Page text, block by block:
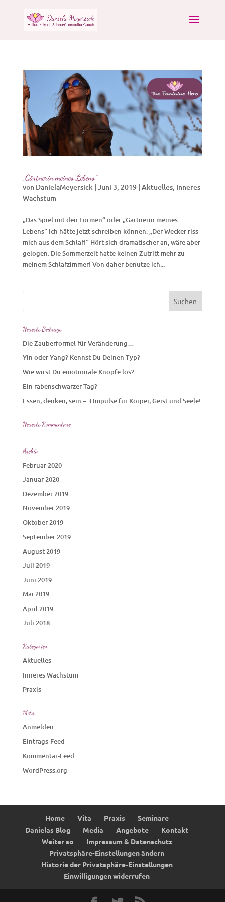
„Gärtnerin meines Lebens“
von DanielaMeyersick | Juni 3, 2019| Aktuelles, Inneres
Wachstum
„Das Spiel mit den Formen“ oder „Gärtnerin meines
Lebens“ Ich hätte jetzt schreiben können: „Der Wecker riss
mich aus dem Schlaf!“ Hört sich dramatischer an, wäre aber
gelogen. Die Sommerzeit hatte keinen Zutritt mehr zu
meinem Schlafzimmer! Von daher benutze ich...
Neueste Beiträge
Die Zauberformel für Veränderung…
Yin oder Yang? Kennst Du Deinen Typ?
Wie wirst Du emotionale Knöpfe los?
Ein rabenschwarzer Tag?
Essen, denken, sein – 3 Impulse für Körper, Geist und Seele!
Neueste Kommentare
Archiv
Februar 2020
Januar 2020
Dezember 2019
November 2019
Oktober 2019
September 2019
August 2019
Juli 2019
Juni 2019
Mai 2019
April 2019
Juli 2018
Kategorien
Aktuelles
Inneres Wachstum
Praxis
Meta
Anmelden
Eintrags-Feed
Kommentar-Feed
WordPress.org
Home Vita Praxis
Seminare
Danielas Blog
Media Angebote
Kontakt
Weiter so
Impressum & Datenschutz
Privatsphäre-Einstellungen ändern
Historie der Privatsphäre-Einstellungen
Einwilligungen widerrufen